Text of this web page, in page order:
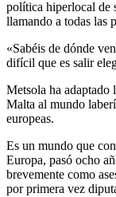
política hiperlocal de
llamando a todas las
«Sabéis de dónde
difícil que es salir
Metsola ha adaptado
Malta al mundo
europeas.
Es un mundo que
Europa, pasó ocho
brevemente como
por primera vez